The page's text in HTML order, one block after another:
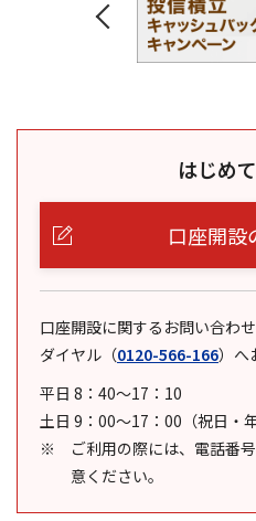
はじめ
口座開設
口座開設に関するお問い合わ
ダイヤル （0120-566-166） へ
平日 8：40～17：10
土日 9：00～17：00（祝日・
ご利用の際には、電話番
意ください。